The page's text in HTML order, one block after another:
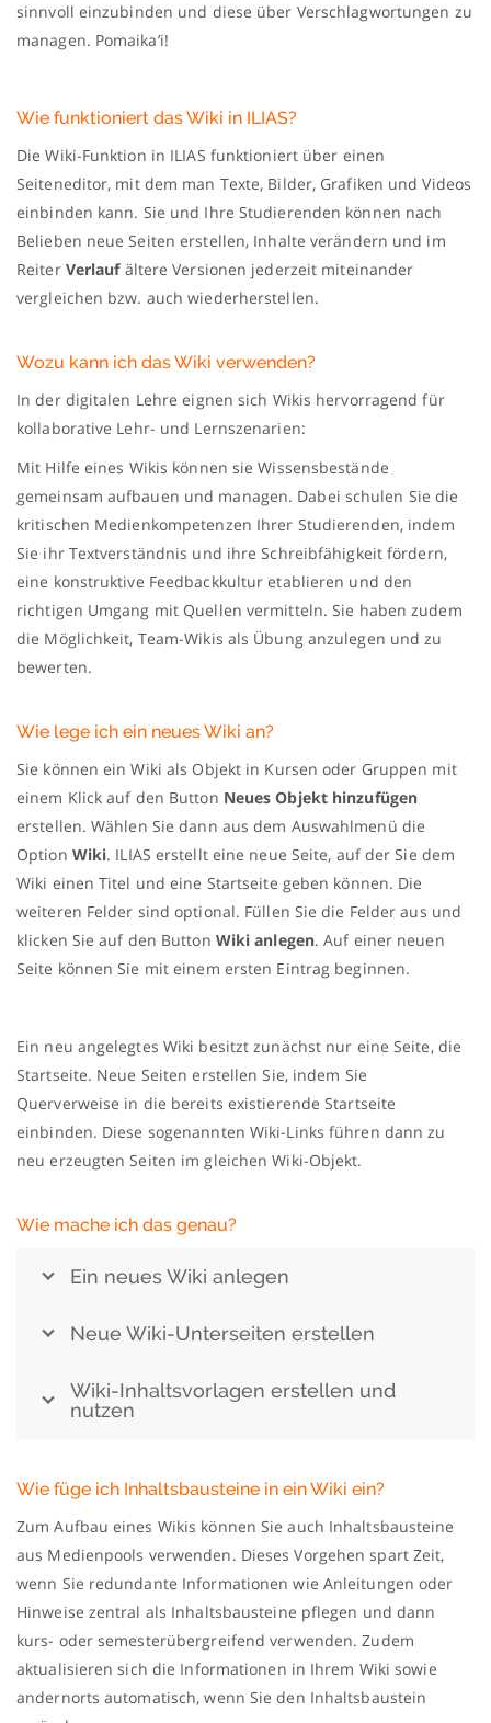
sinnvoll einzubinden und diese über Verschlagwortungen zu
managen. Pomaika’i!
Wie funktioniert das Wiki in ILIAS?
Die Wiki-Funktion in ILIAS funktioniert über einen
Seiteneditor, mit dem man Texte, Bilder, Grafiken und Videos
einbinden kann. Sie und Ihre Studierenden können nach
Belieben neue Seiten erstellen, Inhalte verändern und im
Reiter Verlaufältere Versionen jederzeit miteinander
vergleichen bzw. auch wiederherstellen.
Wozu kann ich das Wiki verwenden?
In der digitalen Lehre eignen sich Wikis hervorragend für
kollaborative Lehr- und Lernszenarien:
Mit Hilfe eines Wikis können sie Wissensbestände
gemeinsam aufbauen und managen. Dabei schulen Sie die
kritischen Medienkompetenzen Ihrer Studierenden, indem
Sie ihr Textverständnis und ihre Schreibfähigkeit fördern,
eine konstruktive Feedbackkultur etablieren und den
richtigen Umgang mit Quellen vermitteln. Sie haben zudem
die Möglichkeit, Team-Wikis als Übung anzulegen und zu
bewerten.
Wie lege ich ein neues Wiki an?
Sie können ein Wiki als Objekt in Kursen oder Gruppen mit
einem Klick auf den Button Neues Objekt hinzufügen
erstellen. Wählen Sie dann aus dem Auswahlmenü die
Option Wiki. ILIAS erstellt eine neue Seite, auf der Sie dem
Wiki einen Titel und eine Startseite geben können. Die
weiteren Felder sind optional. Füllen Sie die Felder aus und
klicken Sie auf den Button Wiki anlegen. Auf einer neuen
Seite können Sie mit einem ersten Eintrag beginnen.
Ein neu angelegtes Wiki besitzt zunächst nur eine Seite, die
Startseite. Neue Seiten erstellen Sie, indem Sie
Querverweise in die bereits existierende Startseite
einbinden. Diese sogenannten Wiki-Links führen dann zu
neu erzeugten Seiten im gleichen Wiki-Objekt.
Wie mache ich das genau?
Ein neues Wiki anlegen
Neue Wiki-Unterseiten erstellen
Wiki-Inhaltsvorlagen erstellen und
nutzen
Wie füge ich Inhaltsbausteine in ein Wiki ein?
Zum Aufbau eines Wikis können Sie auch Inhaltsbausteine
aus Medienpools verwenden. Dieses Vorgehen spart Zeit,
wenn Sie redundante Informationen wie Anleitungen oder
Hinweise zentral als Inhaltsbausteine pflegen und dann
kurs- oder semesterübergreifend verwenden. Zudem
aktualisieren sich die Informationen in Ihrem Wiki sowie
andernorts automatisch, wenn Sie den Inhaltsbaustein